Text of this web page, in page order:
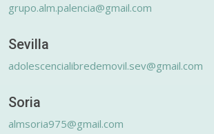
grupo.alm.palencia@gmail.com
Sevilla
adolescencialibredemovil.sev@gmail.com
Soria
almsoria975@gmail.com